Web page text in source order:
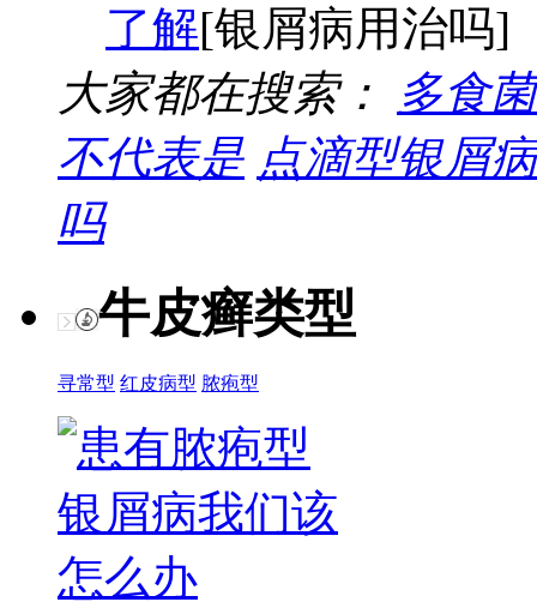
了解[银屑病用治吗]
大家都在搜索：
多食
不代表是 点滴型银屑
吗
牛皮癣类型
寻常型 红皮病型 脓疱型